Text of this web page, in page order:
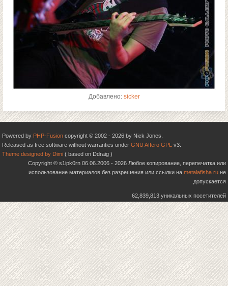
Добавлено: sicker
Powered by PHP-Fusion copyright © 2002 - 2026 by Nick Jones.
Released as free software without warranties under GNU Affero GPL v3.
Theme designed by Dimi ( based on Ddraig )
Copyright © s1ipk0rn 06.06.2006 - 2026 Любое копирование, перепечатка или
использование материалов без разрешения или ссылки на metalafisha.ru не
допускается
62,839,813 уникальных посетителей